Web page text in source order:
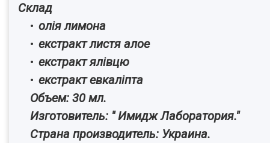
Склад
олія лимона
екстракт листя алое
екстракт ялівцю
Объем: 30 мл.
Изготовитель: " Имидж Лаборатория."
Страна производитель: Украина.